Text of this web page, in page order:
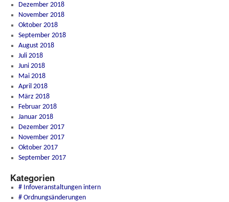
Dezember 2018
November 2018
Oktober 2018
September 2018
August 2018
Juli 2018
Juni 2018
Mai 2018
April 2018
März 2018
Februar 2018
Januar 2018
Dezember 2017
November 2017
Oktober 2017
September 2017
Kategorien
# Infoveranstaltungen intern
# Ordnungsänderungen